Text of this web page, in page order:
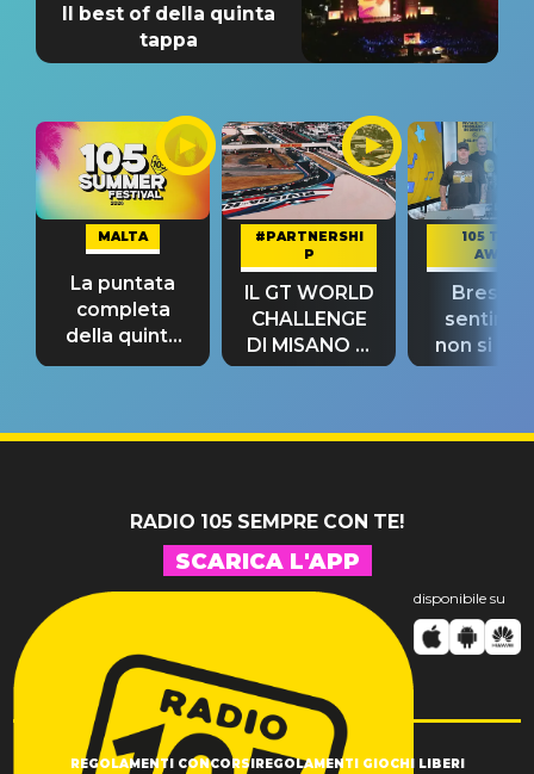
Il best of della quinta
tappa
MALTA
La puntata
completa
della quinta
tappa
#PARTNERSHI
P
IL GT WORLD
CHALLENGE
DI MISANO si
riconferma
105 TAKE
AWAY
Bresh:
non si
fino alla
RADIO 105 SEMPRE CON TE!
SCARICA L'APP
disponibile su
REGOLAMENTI CONCORSI REGOLAMENTI GIOCHI LIBERI